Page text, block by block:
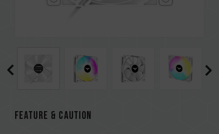
FEATURE & CAUTION